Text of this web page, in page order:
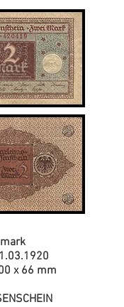
66 mm